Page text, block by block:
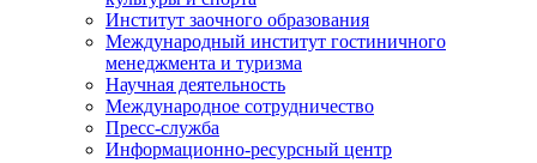
Институт заочного образования
Международный институт гостиничного
менеджмента и туризма
Научная деятельность
Международное сотрудничество
Пресс-служба
Информационно-ресурсный центр